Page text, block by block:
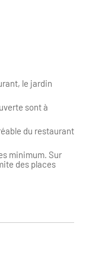
le jardin
sont à
du restaurant
minimum. Sur
des places